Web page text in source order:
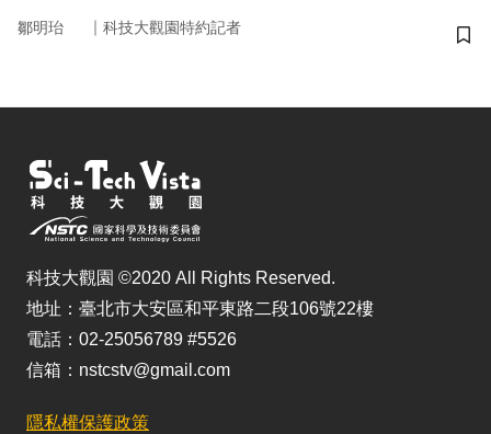
鄒明珆 ｜ 科技大觀園特約記者
儲
科技大觀園 ©2020 All Rights Reserved.
地址：臺北市大安區和平東路二段106號22樓
電話：02-25056789 #5526
信箱：nstcstv@gmail.com
隱私權保護政策